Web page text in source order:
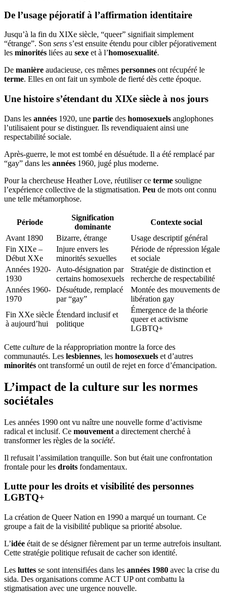
De l’usage péjoratif à l’affirmation identitaire
Jusqu’à la fin du XIXe siècle, “queer” signifiait simplement
“étrange”. Son sens s’est ensuite étendu pour cibler péjorativement
les minorités liées au sexe et à l’homosexualité.
De manière audacieuse, ces mêmes personnes ont récupéré le
terme. Elles en ont fait un symbole de fierté dès cette époque.
Une histoire s’étendant du XIXe siècle à nos jours
Dans les années 1920, une partie des homosexuels anglophones
l’utilisaient pour se distinguer. Ils revendiquaient ainsi une
respectabilité sociale.
Après-guerre, le mot est tombé en désuétude. Il a été remplacé par
“gay” dans les années 1960, jugé plus moderne.
Pour la chercheuse Heather Love, réutiliser ce terme souligne
l’expérience collective de la stigmatisation. Peu de mots ont connu
une telle métamorphose.
Période
Signification
dominante
Contexte social
Avant 1890
Bizarre, étrange
Usage descriptif général
Fin XIXe –
Début XXe
Injure envers les
minorités sexuelles
Période de répression légale
et sociale
Années 1920-
1930
Auto-désignation par
certains homosexuels
Stratégie de distinction et
recherche de respectabilité
Années 1960-
1970
Désuétude, remplacé
par “gay”
Montée des mouvements de
libération gay
Fin XXe siècle
à aujourd’hui
Étendard inclusif et
politique
Émergence de la théorie
queer et activisme
LGBTQ+
Cette culture de la réappropriation montre la force des
communautés. Les lesbiennes, les homosexuels et d’autres
minorités ont transformé un outil de rejet en force d’émancipation.
L’impact de la culture sur les normes
sociétales
Les années 1990 ont vu naître une nouvelle forme d’activisme
radical et inclusif. Ce mouvement a directement cherché à
transformer les règles de la société.
Il refusait l’assimilation tranquille. Son but était une confrontation
frontale pour les droits fondamentaux.
Lutte pour les droits et visibilité des personnes
LGBTQ+
La création de Queer Nation en 1990 a marqué un tournant. Ce
groupe a fait de la visibilité publique sa priorité absolue.
L’idée était de se désigner fièrement par un terme autrefois insultant.
Cette stratégie politique refusait de cacher son identité.
Les luttes se sont intensifiées dans les années 1980 avec la crise du
sida. Des organisations comme ACT UP ont combattu la
stigmatisation avec une urgence nouvelle.